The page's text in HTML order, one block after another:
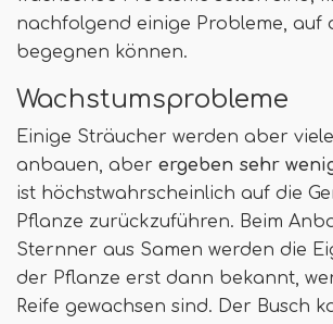
nachfolgend einige Probleme, auf
begegnen können.
Wachstumsprobleme
Einige Sträucher werden aber
anbauen, aber ergeben sehr
ist höchstwahrscheinlich auf die
Pflanze zurückzuführen. Beim
Sternner aus Samen werden die
der Pflanze erst dann bekannt,
Reife gewachsen sind. Der Busch